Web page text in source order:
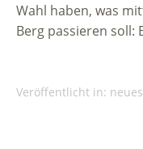
Wahl haben, was
Berg passieren soll:
Veröffentlicht in: neues